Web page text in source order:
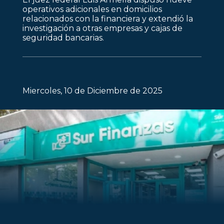
operativos adicionales en domicilios
relacionados con la financiera y extendió la
investigación a otras empresas y cajas de
seguridad bancarias.
Miercoles, 10 de Diciembre de 2025